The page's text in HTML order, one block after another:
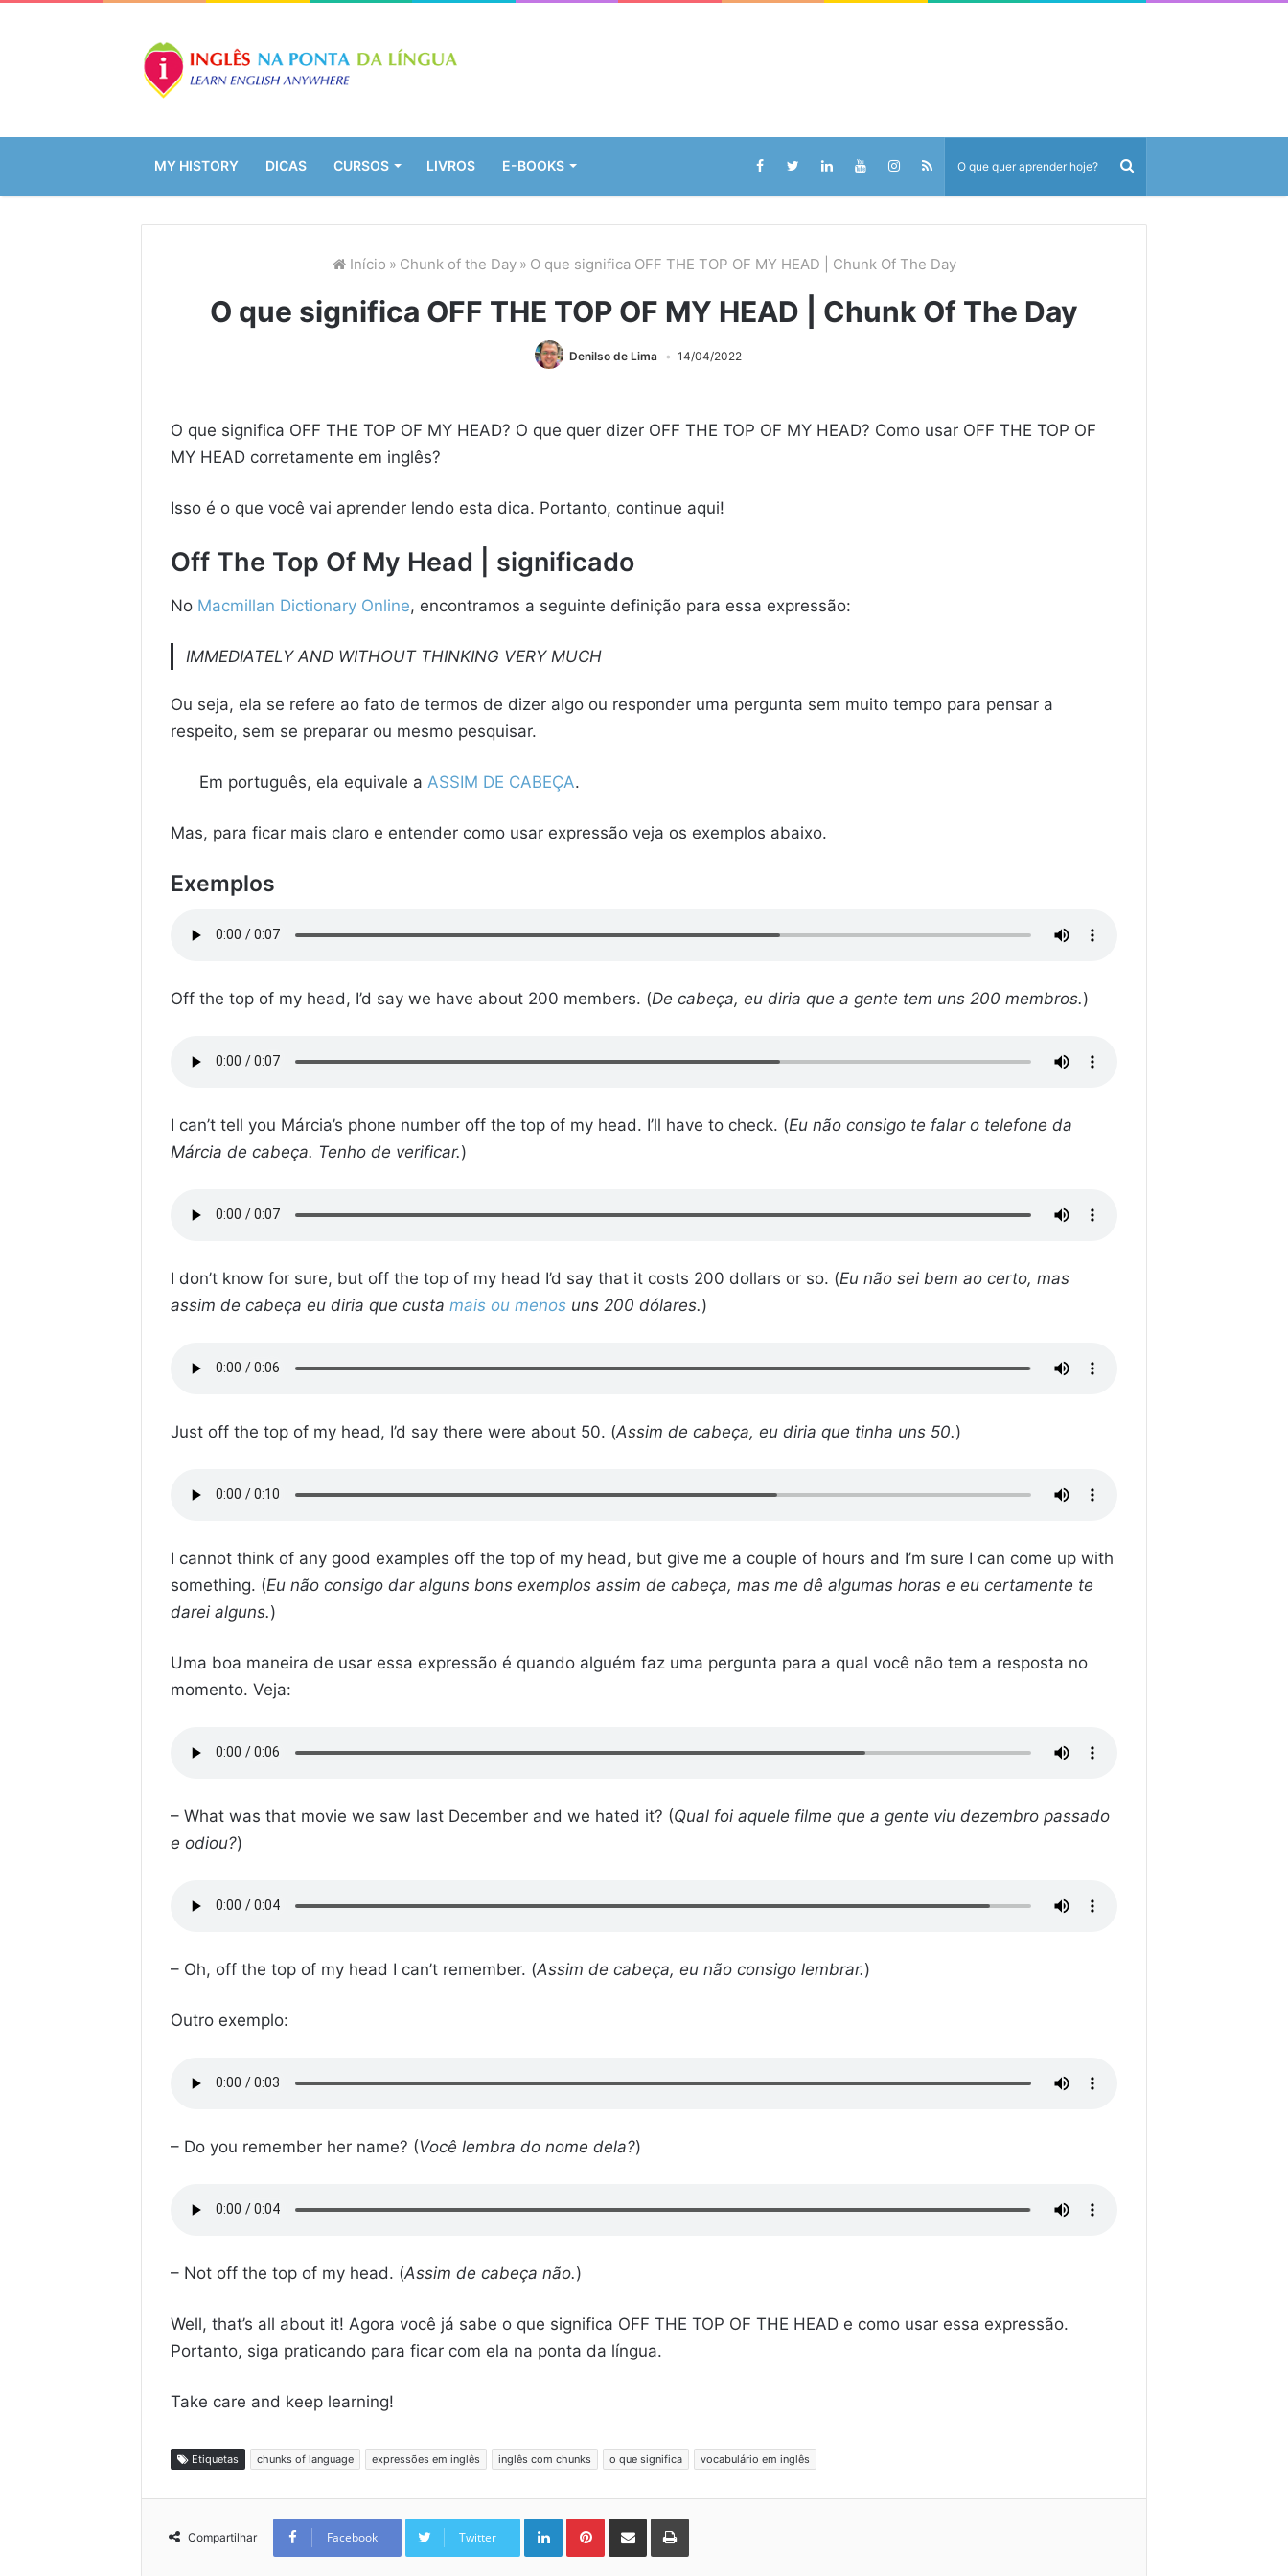
MY HISTORY DICAS CURSOS LIVROS E-BOOKS
Início » Chunk of the Day » O que significa OFF THE TOP OF MY HEAD | Chunk Of The Day
O que significa OFF THE TOP OF MY HEAD | Chunk Of The Day
Denilso de Lima 14/04/2022
O que significa OFF THE TOP OF MY HEAD? O que quer dizer OFF THE TOP OF MY HEAD? Como usar OFF THE TOP OF
MY HEAD corretamente em inglês?
Isso é o que você vai aprender lendo esta dica. Portanto, continue aqui!
Off The Top Of My Head | significado
No Macmillan Dictionary Online, encontramos a seguinte definição para essa expressão:
IMMEDIATELY AND WITHOUT THINKING VERY MUCH
Ou seja, ela se refere ao fato de termos de dizer algo ou responder uma pergunta sem muito tempo para pensar a
respeito, sem se preparar ou mesmo pesquisar.
Em português, ela equivale a ASSIM DE CABEÇA.
Mas, para ficar mais claro e entender como usar expressão veja os exemplos abaixo.
Exemplos
Off the top of my head, I’d say we have about 200 members. (De cabeça, eu diria que a gente tem uns 200 membros.)
I can’t tell you Márcia’s phone number off the top of my head. I’ll have to check. (Eu não consigo te falar o telefone da
Márcia de cabeça. Tenho de verificar.)
I don’t know for sure, but off the top of my head I’d say that it costs 200 dollars or so. (Eu não sei bem ao certo, mas
assim de cabeça eu diria que custa mais ou menos uns 200 dólares.)
Just off the top of my head, I’d say there were about 50. (Assim de cabeça, eu diria que tinha uns 50.)
I cannot think of any good examples off the top of my head, but give me a couple of hours and I’m sure I can come up with
something. (Eu não consigo dar alguns bons exemplos assim de cabeça, mas me dê algumas horas e eu certamente te
darei alguns.)
Uma boa maneira de usar essa expressão é quando alguém faz uma pergunta para a qual você não tem a resposta no
momento. Veja:
– What was that movie we saw last December and we hated it? (Qual foi aquele filme que a gente viu dezembro passado
e odiou?)
– Oh, off the top of my head I can’t remember. (Assim de cabeça, eu não consigo lembrar.)
Outro exemplo:
– Do you remember her name? (Você lembra do nome dela?)
– Not off the top of my head. (Assim de cabeça não.)
Well, that’s all about it! Agora você já sabe o que significa OFF THE TOP OF THE HEAD e como usar essa expressão.
Portanto, siga praticando para ficar com ela na ponta da língua.
Take care and keep learning!
Etiquetas chunks of language expressões em inglês inglês com chunks o que significa vocabulário em inglês
Compartilhar Facebook Twitter
LinkedinPinterest
Compartilhar via e-mail Imprimir